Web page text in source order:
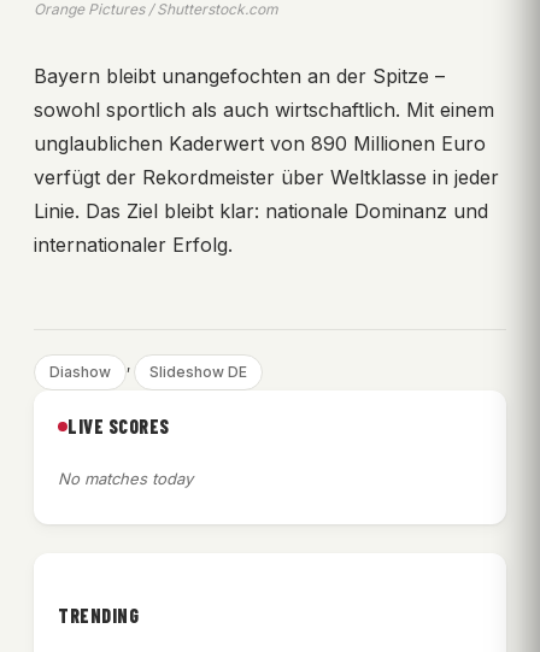
Orange Pictures / Shutterstock.com
Bayern bleibt unangefochten an der Spitze –
sowohl sportlich als auch wirtschaftlich. Mit einem
unglaublichen Kaderwert von 890 Millionen Euro
verfügt der Rekordmeister über Weltklasse in jeder
Linie. Das Ziel bleibt klar: nationale Dominanz und
internationaler Erfolg.
Diashow , Slideshow DE
LIVE SCORES
No matches today
TRENDING